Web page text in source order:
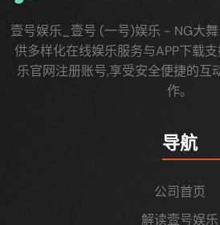
壹号娱乐_壹号 (一号)娱乐 - NG大
供多样化在线娱乐服务与APP下载
乐官网注册账号,享受安全便捷的互
作。
导航
公司首页
解读壹号娱乐